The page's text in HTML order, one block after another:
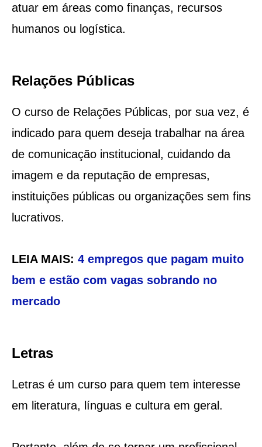
atuar em áreas como finanças, recursos
humanos ou logística.
Relações Públicas
O curso de Relações Públicas, por sua vez, é
indicado para quem deseja trabalhar na área
de comunicação institucional, cuidando da
imagem e da reputação de empresas,
instituições públicas ou organizações sem fins
lucrativos.
LEIA MAIS: 4 empregos que pagam muito
bem e estão com vagas sobrando no
mercado
Letras
Letras é um curso para quem tem interesse
em literatura, línguas e cultura em geral.